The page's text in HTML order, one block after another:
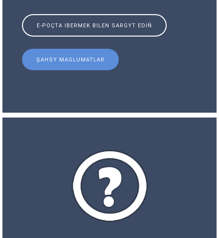
E-POÇTA IBERMEK BILEN SARGYT EDIŇ
ŞAHSY MAGLUMATLAR